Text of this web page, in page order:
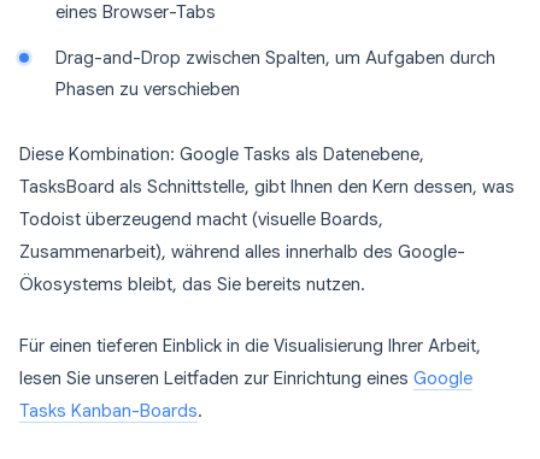
eines Browser-Tabs
Drag-and-Drop zwischen Spalten, um Aufgaben durch
Phasen zu verschieben
Diese Kombination: Google Tasks als Datenebene,
TasksBoard als Schnittstelle, gibt Ihnen den Kern dessen, was
Todoist überzeugend macht (visuelle Boards,
Zusammenarbeit), während alles innerhalb des Google-
Ökosystems bleibt, das Sie bereits nutzen.
Für einen tieferen Einblick in die Visualisierung Ihrer Arbeit,
lesen Sie unseren Leitfaden zur Einrichtung eines Google
Tasks Kanban-Boards.